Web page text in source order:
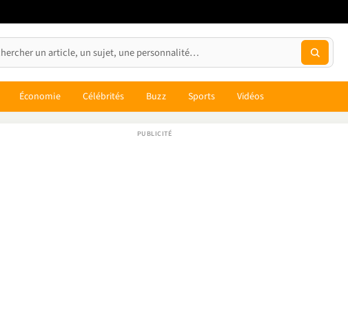
Économie Célébrités Buzz Sports Vidéos